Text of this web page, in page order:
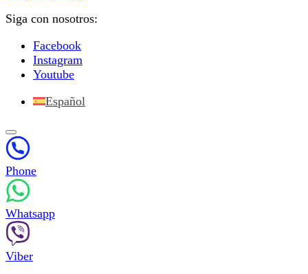
Siga con nosotros:
Facebook
Instagram
Youtube
Español
Phone
Whatsapp
Viber